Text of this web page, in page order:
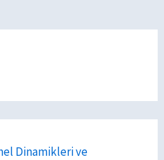
Dinamikleri ve